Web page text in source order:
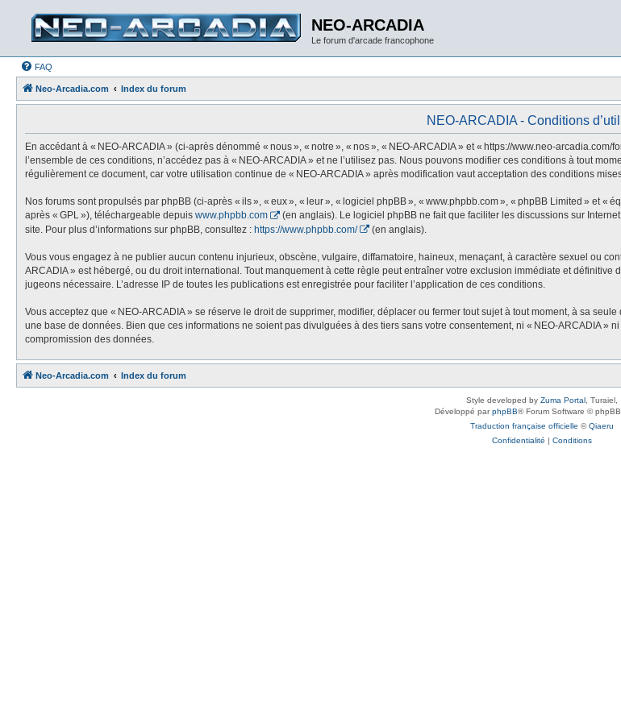
NEO-ARCADIA
Le forum d'arcade francophone
FAQ
Neo-Arcadia.com Index du forum
NEO-ARCADIA - Conditions
En accédant à « NEO-ARCADIA » (ci-après dénommé « nous », « notre », « nos », « NEO-ARCADIA » et « https://www.neo-
l’ensemble de ces conditions, n’accédez pas à « NEO-ARCADIA » et ne l’utilisez pas. Nous pouvons modifier ces conditions à tout
régulièrement ce document, car votre utilisation continue de « NEO-ARCADIA » après modification vaut acceptation des conditions
Nos forums sont propulsés par phpBB (ci-après « ils », « eux », « leur », « logiciel phpBB », « www.phpbb.com », « phpBB Limited » et «
après « GPL »), téléchargeable depuis www.phpbb.com
(en anglais). Le logiciel phpBB ne fait que faciliter les discussions sur
site. Pour plus d’informations sur phpBB, consultez : https://www.phpbb.com/ (en anglais).
Vous vous engagez à ne publier aucun contenu injurieux, obscène, vulgaire, diffamatoire, haineux, menaçant, à caractère sexuel ou
ARCADIA » est hébergé, ou du droit international. Tout manquement à cette règle peut entraîner votre exclusion immédiate et
jugeons nécessaire. L’adresse IP de toutes les publications est enregistrée pour faciliter l’application de ces conditions.
Vous acceptez que « NEO-ARCADIA » se réserve le droit de supprimer, modifier, déplacer ou fermer tout sujet à tout moment, à sa
une base de données. Bien que ces informations ne soient pas divulguées à des tiers sans votre consentement, ni « NEO-ARCADIA »
compromission des données.
Neo-Arcadia.com Index du forum
Style developed by Zuma Portal , Turaiel,
Développé parphpBB® Forum Software ©
Traduction française officielle ©Qiaeru
Confidentialité | Conditions